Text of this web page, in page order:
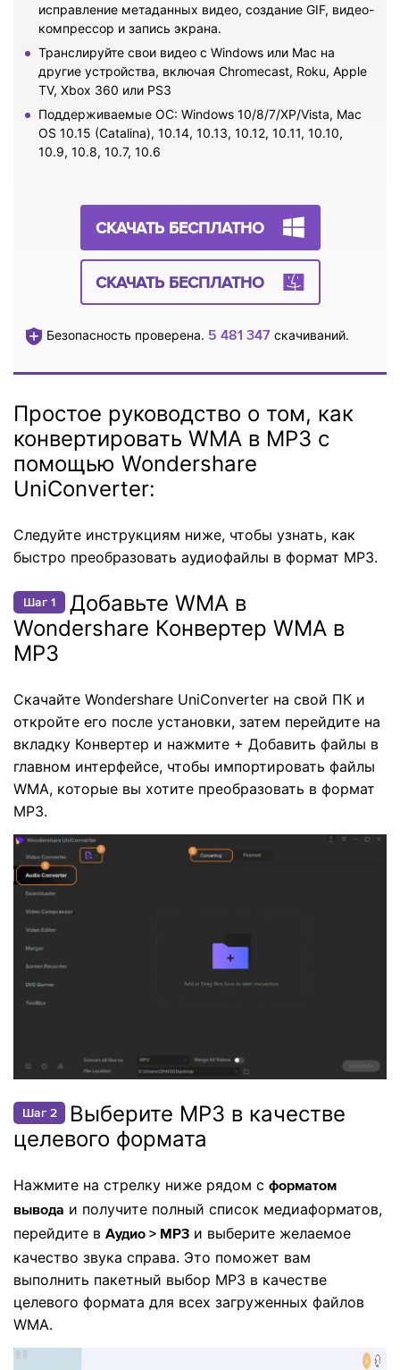
исправление метаданных видео, создание GIF, видео-
компрессор и запись экрана.
Транслируйте свои видео с Windows или Mac на
другие устройства, включая Chromecast, Roku, Apple
TV, Xbox 360 или PS3
Поддерживаемые ОС: Windows 10/8/7/XP/Vista, Mac
OS 10.15 (Catalina), 10.14, 10.13, 10.12, 10.11, 10.10,
10.9, 10.8, 10.7, 10.6
СКАЧАТЬ БЕСПЛАТНО
СКАЧАТЬ БЕСПЛАТНО
Безопасность проверена. 5 481 347 скачиваний.
Простое руководство о том, как
конвертировать WMA в MP3 с
помощью Wondershare
UniConverter:
Следуйте инструкциям ниже, чтобы узнать, как
быстро преобразовать аудиофайлы в формат MP3.
Шаг 1
Добавьте WMA в
Wondershare Конвертер WMA в
MP3
Скачайте Wondershare UniConverter на свой ПК и
откройте его после установки, затем перейдите на
вкладку Конвертер и нажмите + Добавить файлы в
главном интерфейсе, чтобы импортировать файлы
WMA, которые вы хотите преобразовать в формат
MP3.
Шаг 2
Выберите MP3 в качестве
целевого формата
Нажмите на стрелку ниже рядом с форматом
вывода и получите полный список медиаформатов,
перейдите в Аудио > MP3 и выберите желаемое
качество звука справа. Это поможет вам
выполнить пакетный выбор MP3 в качестве
целевого формата для всех загруженных файлов
WMA.